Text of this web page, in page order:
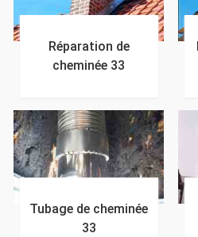
Réparation de
cheminée 33
Tubage de cheminée
33